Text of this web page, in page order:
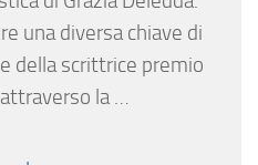
una diversa chiave di
della scrittrice premio
la …